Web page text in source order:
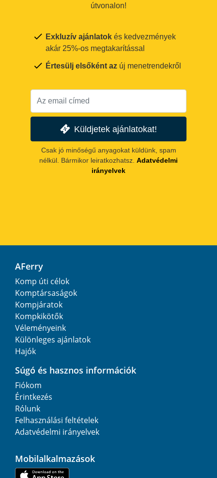
útvonalon!
Exkluzív ajánlatok és kedvezmények
akár 25%-os megtakarítással
Értesülj elsőként az új menetrendekről
Küldjetek ajánlatokat!
Csak jó minőségű anyagokat küldünk, spam
nélkül. Bármikor leiratkozhatsz. Adatvédelmi
irányelvek
AFerry
Komp úti célok
Komptársaságok
Kompjáratok
Kompkikötők
Véleményeink
Különleges ajánlatok
Hajók
Súgó és hasznos információk
Fiókom
Érintkezés
Rólunk
Felhasználási feltételek
Adatvédelmi irányelvek
Mobilalkalmazások